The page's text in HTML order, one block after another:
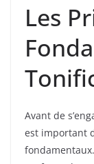
Les
Avant de
est important